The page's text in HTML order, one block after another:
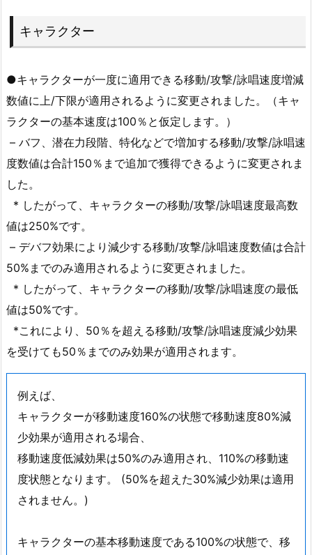
キャラクター
●キャラクターが一度に適用できる移動/攻撃/詠唱速度増減
数値に上/下限が適用されるように変更されました。（キャ
ラクターの基本速度は100％と仮定します。）
– バフ、潜在力段階、特化などで増加する移動/攻撃/詠唱速
度数値は合計150％まで追加で獲得できるように変更されま
した。
* したがって、キャラクターの移動/攻撃/詠唱速度最高数
値は250%です。
– デバフ効果により減少する移動/攻撃/詠唱速度数値は合計
50%までのみ適用されるように変更されました。
* したがって、キャラクターの移動/攻撃/詠唱速度の最低
値は50%です。
*これにより、50％を超える移動/攻撃/詠唱速度減少効果
を受けても50％までのみ効果が適用されます。
例えば、
キャラクターが移動速度160%の状態で移動速度80%減
少効果が適用される場合、
移動速度低減効果は50%のみ適用され、110%の移動速
度状態となります。 (50%を超えた30%減少効果は適用
されません。)
キャラクターの基本移動速度である100%の状態で、移